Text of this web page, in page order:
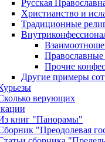
Русская
Христианство и
Традиционные
Прочие
Другие примеры
верующих
книг "Панорамы"
"Преодолевая